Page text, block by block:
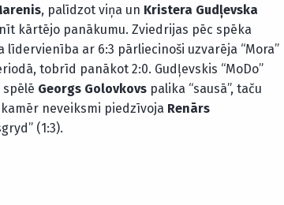
, palīdzot viņa un Kristera Gudļevska
kārtējo panākumu. Zviedrijas pēc spēka
līdervienība ar 6:3 pārliecinoši uzvarēja “Mora”
tobrīd panākot 2:0. Gudļevskis “MoDo”
Georgs Golovkovs palika “sausā”, taču
kamēr neveiksmi piedzīvoja Renārs
(1:3).